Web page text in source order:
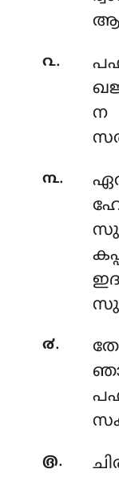
൨.
൩.
൪.
൫.